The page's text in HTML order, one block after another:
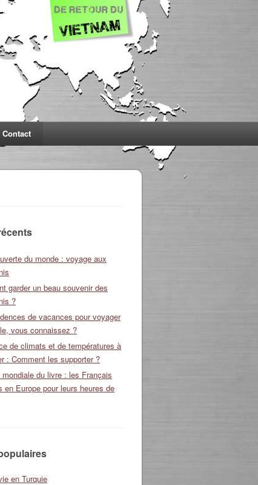
Contact
du monde : voyage aux
garder un beau souvenir des
?
de vacances pour voyager
vous connaissez ?
de climats et de températures à
: Comment les supporter ?
mondiale du livre : les Français
en Europe pour leurs heures de
en Turquie